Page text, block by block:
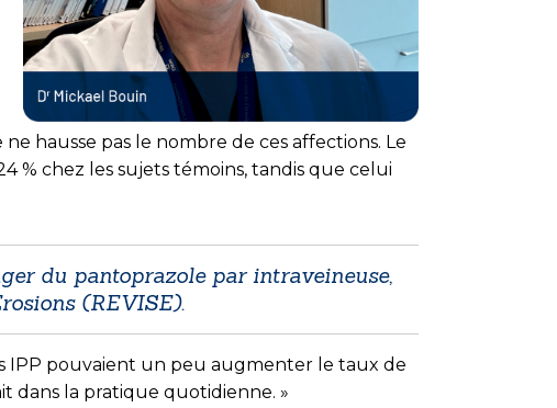
hausse pas le nombre de ces affections. Le
% chez les sujets témoins, tandis que celui
du pantoprazole par intraveineuse,
(REVISE).
IPP pouvaient un peu augmenter le taux de
dans la pratique quotidienne. »